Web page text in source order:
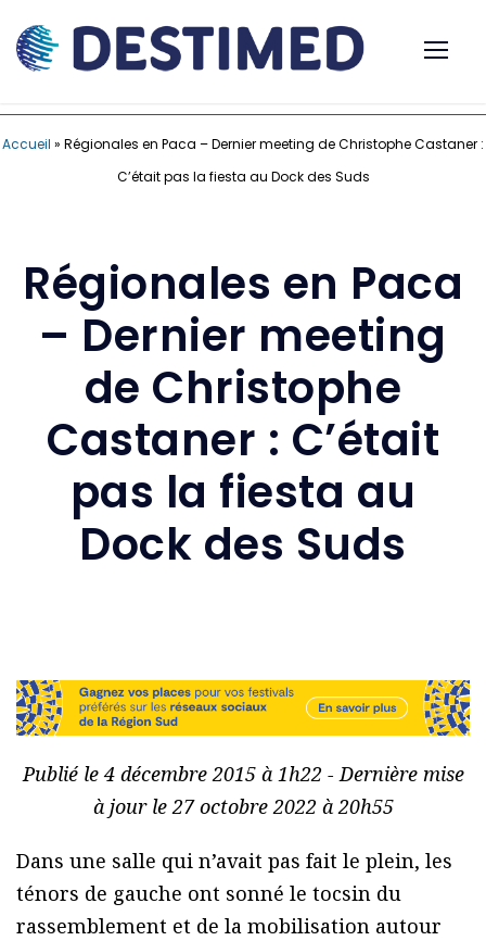
Accueil » Régionales en Paca – Dernier meeting de Christophe Castaner :
C’était pas la fiesta au Dock des Suds
Régionales en Paca
– Dernier meeting
de Christophe
Castaner : C’était
pas la fiesta au
Dock des Suds
Publié le 4 décembre 2015 à 1h22 - Dernière mise
à jour le 27 octobre 2022 à 20h55
Dans une salle qui n’avait pas fait le plein, les
ténors de gauche ont sonné le tocsin du
rassemblement et de la mobilisation autour